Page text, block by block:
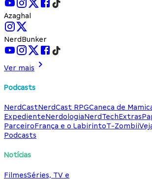
Azaghal
NerdBunker
Ver mais
Podcasts
NerdCastNerdCast RPGCaneca de
ExpedienteNerdologiaNerdTechExtras
ParceiroFrança e o LabirintoT-Zombii
Podcasts
Notícias
FilmesSéries, TV e